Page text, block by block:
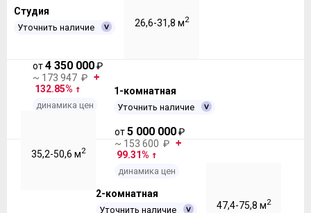
Студия
Уточнить наличие 26,6-31,8 м2
от4 350 000₽
~ 173 947 ₽
132.85%
динамика цен
1-комнатная
Уточнить наличие
35,2-50,6 м2
от5 000 000₽
~ 153 600 ₽
99.31%
динамика цен
2-комнатная
Уточнить наличие 47,4-75,8 м2